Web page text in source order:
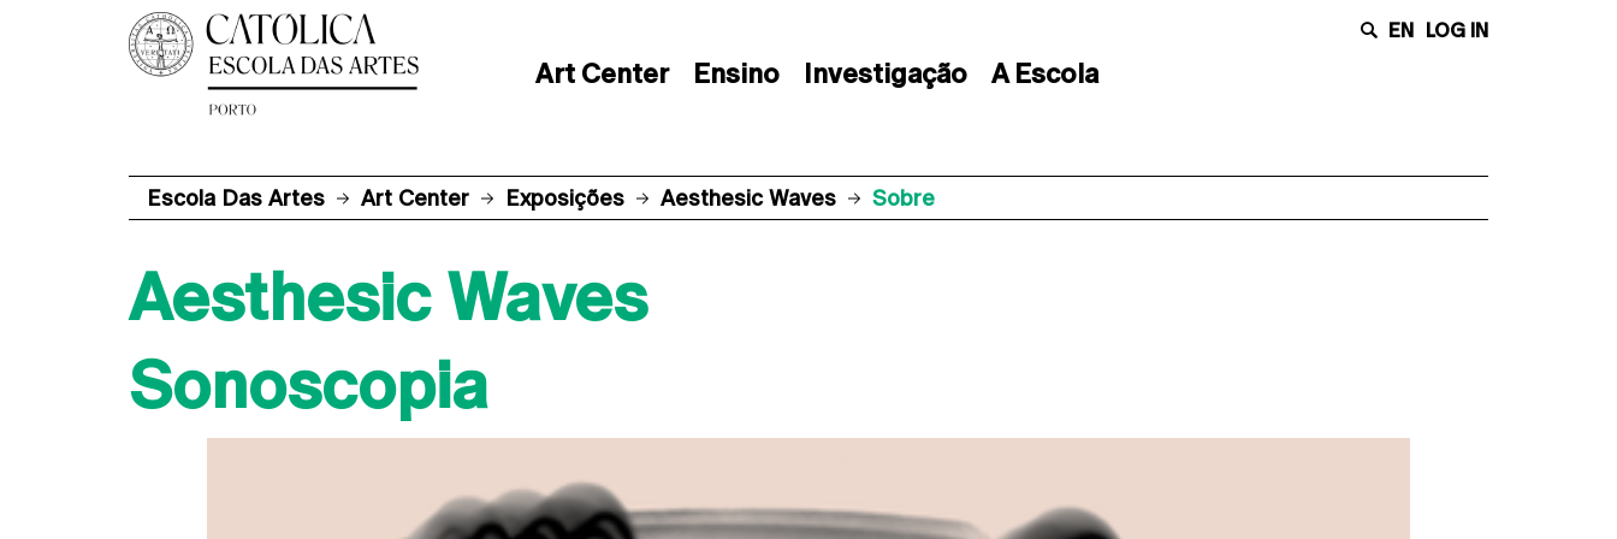
Art Center Ensino Investigação A Escola
EN LOG IN
Escola Das Artes Art Center Exposições Aesthesic Waves Sobre
Aesthesic Waves
Sonoscopia